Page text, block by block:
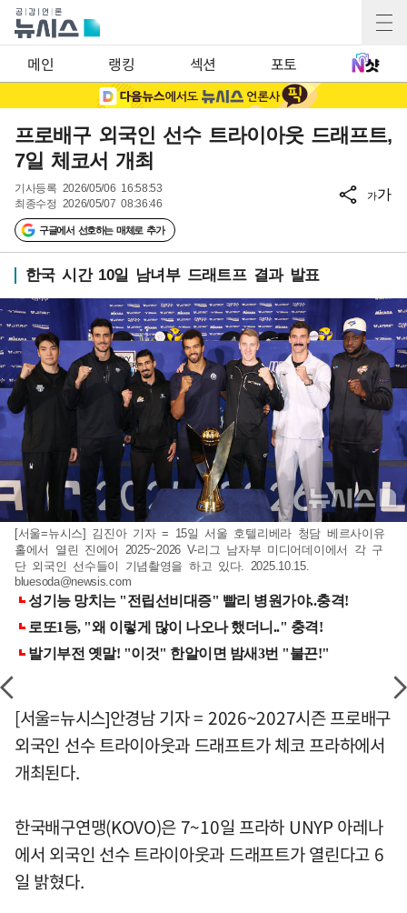
메인 랭킹 섹션 포토
프로배구 외국인 선수 트라이아웃 드래프트,
7일 체코서 개최
기사등록 2026/05/06 16:58:53
최종수정 2026/05/07 08:36:46
구글에서 선호하는 매체로 추가
가가
한국 시간 10일 남녀부 드래트프 결과 발표
[서울=뉴시스] 김진아 기자 = 15일 서울 호텔리베라 청담 베르사이유
홀에서 열린 진에어 2025~2026 V-리그 남자부 미디어데이에서 각 구
단 외국인 선수들이 기념촬영을 하고 있다. 2025.10.15.
bluesoda@newsis.com
[서울=뉴시스]안경남 기자 = 2026~2027시즌 프로배구
외국인 선수 트라이아웃과 드래프트가 체코 프라하에서
개최된다.
한국배구연맹(KOVO)은 7~10일 프라하 UNYP 아레나
에서 외국인 선수 트라이아웃과 드래프트가 열린다고 6
일 밝혔다.